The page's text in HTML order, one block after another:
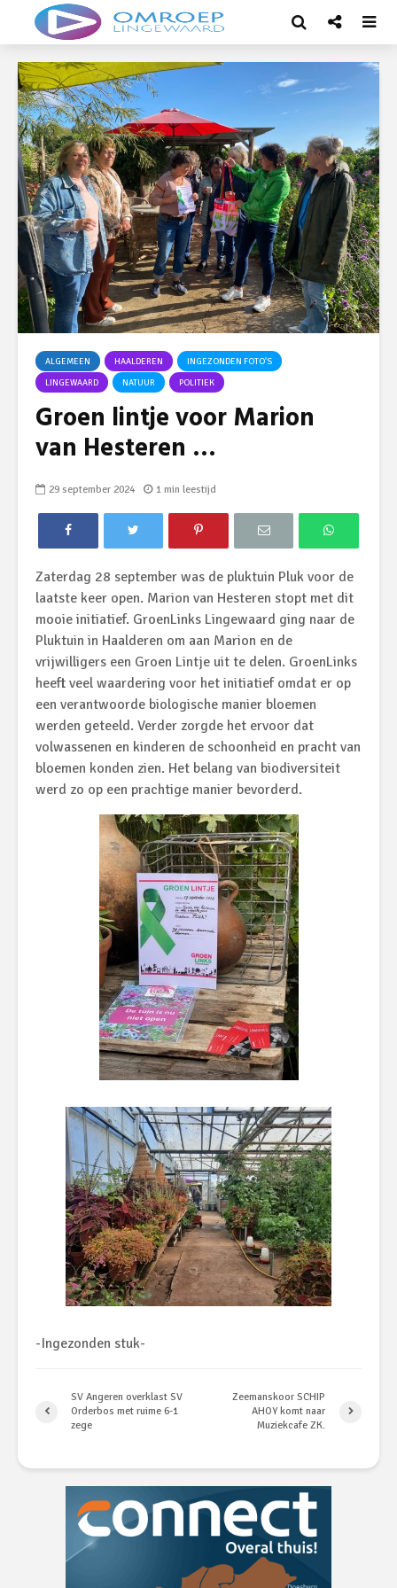
ALGEMEEN HAALDEREN
INGEZONDEN FOTO'S
LINGEWAARD
NATUUR POLITIEK
Groen lintje voor Marion
van Hesteren …
29 september 2024 1 min leestijd
Zaterdag 28 september was de pluktuin Pluk voor de
laatste keer open. Marion van Hesteren stopt met dit
mooie initiatief. GroenLinks Lingewaard ging naar de
Pluktuin in Haalderen om aan Marion en de
vrijwilligers een Groen Lintje uit te delen. GroenLinks
heeft veel waardering voor het initiatief omdat er op
een verantwoorde biologische manier bloemen
werden geteeld. Verder zorgde het ervoor dat
volwassenen en kinderen de schoonheid en pracht van
bloemen konden zien. Het belang van biodiversiteit
werd zo op een prachtige manier bevorderd.
-Ingezonden stuk-
SV Angeren overklast SV
Orderbos met ruime 6-1
zege
Zeemanskoor SCHIP
AHOY komt naar
Muziekcafe ZK.